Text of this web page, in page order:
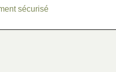
sécurisé